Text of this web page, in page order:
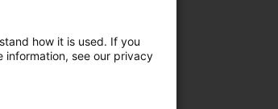
how it is used. If you
information, see our privacy